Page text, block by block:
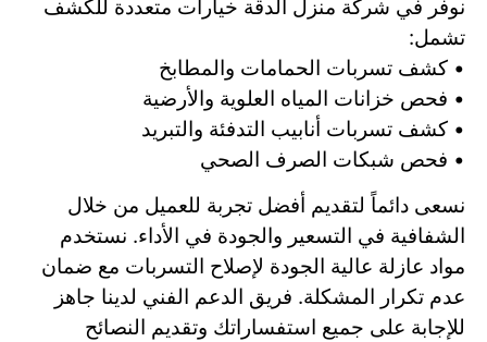
نوفر في شركة منزل الدقة خيارات متعددة للكشف
تشمل:
• كشف تسربات الحمامات والمطابخ
• فحص خزانات المياه العلوية والأرضية
• كشف تسربات أنابيب التدفئة والتبريد
• فحص شبكات الصرف الصحي
نسعى دائماً لتقديم أفضل تجربة للعميل من خلال
الشفافية في التسعير والجودة في الأداء. نستخدم
مواد عازلة عالية الجودة لإصلاح التسربات مع ضمان
عدم تكرار المشكلة. فريق الدعم الفني لدينا جاهز
للإجابة على جميع استفساراتك وتقديم النصائح